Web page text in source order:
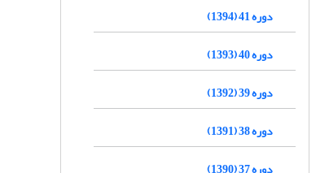
دوره 41 (1394)
دوره 40 (1393)
دوره 39 (1392)
دوره 38 (1391)